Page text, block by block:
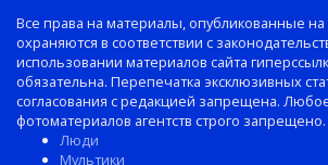
Все права на материалы, опубликованные на
охраняются в соответствии с
использовании материалов сайта
обязательна. Перепечатка эксклюзивных
согласования с редакцией запрещена.
фотоматериалов агентств строго запрещено.
Люди
Мультики